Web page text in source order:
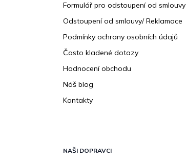
Formulář pro odstoupení od smlouvy
Odstoupení od smlouvy/ Reklamace
Podmínky ochrany osobních údajů
Často kladené dotazy
Hodnocení obchodu
Náš blog
Kontakty
NAŠI DOPRAVCI